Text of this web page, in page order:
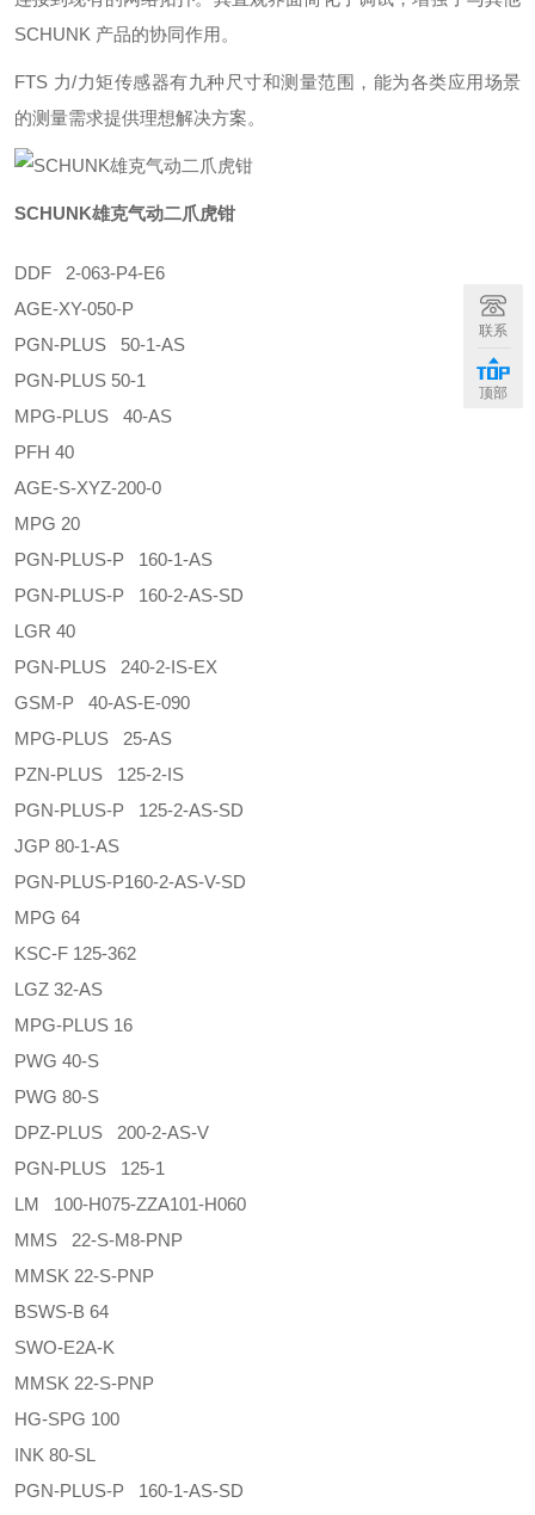
SCHUNK 产品的协同作用。
FTS 力/力矩传感器有九种尺寸和测量范围，能为各类应用场景
的测量需求提供理想解决方案。
SCHUNK雄克气动二爪虎钳
DDF 2-063-P4-E6
AGE-XY-050-P
PGN-PLUS 50-1-AS
PGN-PLUS 50-1
MPG-PLUS 40-AS
PFH 40
AGE-S-XYZ-200-0
MPG 20
PGN-PLUS-P 160-1-AS
PGN-PLUS-P 160-2-AS-SD
LGR 40
PGN-PLUS 240-2-IS-EX
GSM-P 40-AS-E-090
MPG-PLUS 25-AS
PZN-PLUS 125-2-IS
PGN-PLUS-P 125-2-AS-SD
JGP 80-1-AS
PGN-PLUS-P160-2-AS-V-SD
MPG 64
KSC-F 125-362
LGZ 32-AS
MPG-PLUS 16
PWG 40-S
PWG 80-S
DPZ-PLUS 200-2-AS-V
PGN-PLUS 125-1
LM 100-H075-ZZA101-H060
MMS 22-S-M8-PNP
MMSK 22-S-PNP
BSWS-B 64
SWO-E2A-K
MMSK 22-S-PNP
HG-SPG 100
INK 80-SL
PGN-PLUS-P 160-1-AS-SD
联系
顶部